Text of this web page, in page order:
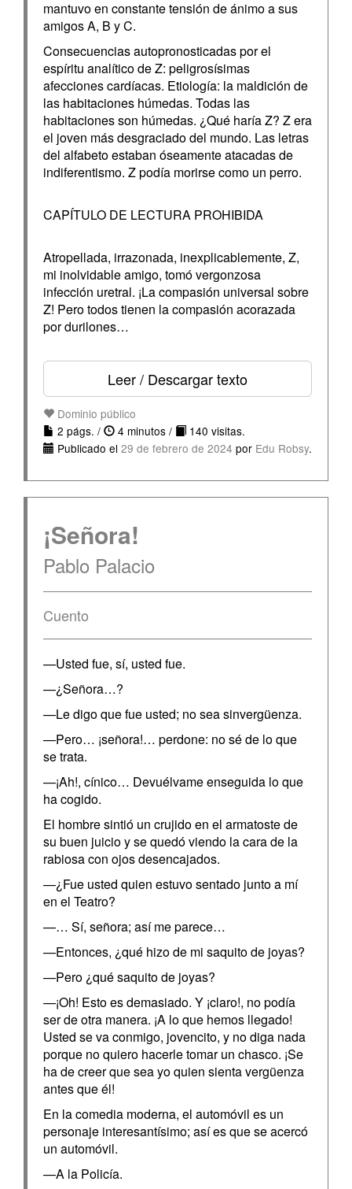
mantuvo en constante tensión de ánimo a sus
amigos A, B y C.
Consecuencias autopronosticadas por el
espíritu analítico de Z: peligrosísimas
afecciones cardíacas. Etiología: la maldición de
las habitaciones húmedas. Todas las
habitaciones son húmedas. ¿Qué haría Z? Z era
el joven más desgraciado del mundo. Las letras
del alfabeto estaban óseamente atacadas de
indiferentismo. Z podía morirse como un perro.
CAPÍTULO DE LECTURA PROHIBIDA
Atropellada, irrazonada, inexplicablemente, Z,
mi inolvidable amigo, tomó vergonzosa
infección uretral. ¡La compasión universal sobre
Z! Pero todos tienen la compasión acorazada
por durilones…
Leer / Descargar texto
Dominio público
2 págs. /
4 minutos /
140 visitas.
Publicado el 29 de febrero de 2024 por Edu Robsy.
¡Señora!
Pablo Palacio
Cuento
—Usted fue, sí, usted fue.
—¿Señora…?
—Le digo que fue usted; no sea sinvergüenza.
—Pero… ¡señora!… perdone: no sé de lo que
se trata.
—¡Ah!, cínico… Devuélvame enseguida lo que
ha cogido.
El hombre sintió un crujido en el armatoste de
su buen juicio y se quedó viendo la cara de la
rabiosa con ojos desencajados.
—¿Fue usted quien estuvo sentado junto a mí
en el Teatro?
—… Sí, señora; así me parece…
—Entonces, ¿qué hizo de mi saquito de joyas?
—Pero ¿qué saquito de joyas?
—¡Oh! Esto es demasiado. Y ¡claro!, no podía
ser de otra manera. ¡A lo que hemos llegado!
Usted se va conmigo, jovencito, y no diga nada
porque no quiero hacerle tomar un chasco. ¡Se
ha de creer que sea yo quien sienta vergüenza
antes que él!
En la comedia moderna, el automóvil es un
personaje interesantísimo; así es que se acercó
un automóvil.
—A la Policía.